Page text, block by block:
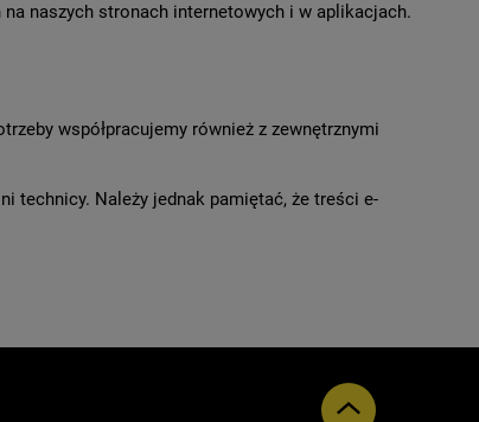
naszych stronach internetowych i w aplikacjach.
współpracujemy również z zewnętrznymi
technicy. Należy jednak pamiętać, że treści e-